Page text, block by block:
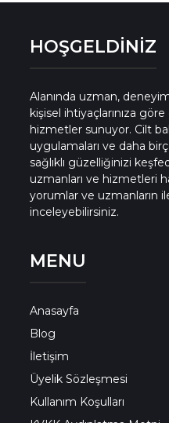
HOŞGELDİNİZ
Alanında uzman,
kişisel ihtiyaçlarınıza
hizmetler sunuyor. Cilt
uygulamaları ve daha
sağlıklı güzelliğinizi
uzmanları ve hizmetleri
yorumlar ve uzmanların
inceleyebilirsiniz.
MENU
Anasayfa
Blog
İletişim
Üyelik Sözleşmesi
Kullanım Koşulları